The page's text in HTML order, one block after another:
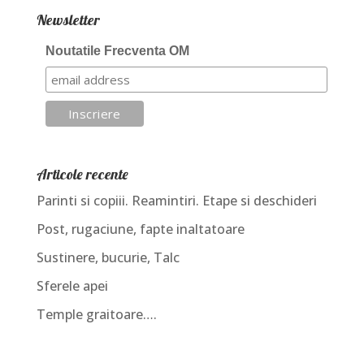
Newsletter
Noutatile Frecventa OM
Articole recente
Parinti si copiii. Reamintiri. Etape si deschideri
Post, rugaciune, fapte inaltatoare
Sustinere, bucurie, Talc
Sferele apei
Temple graitoare….